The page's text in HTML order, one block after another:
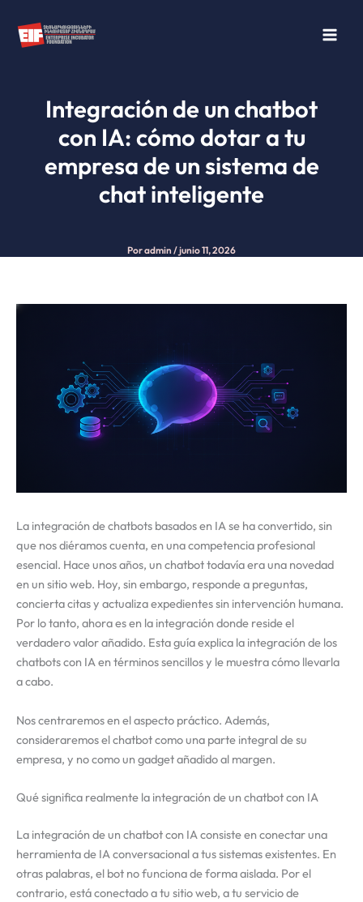
contenido
Integración de un chatbot
con IA: cómo dotar a tu
empresa de un sistema de
chat inteligente
Poradmin /junio 11, 2026
La integración de chatbots basados en IA se ha convertido, sin
que nos diéramos cuenta, en una competencia profesional
esencial. Hace unos años, un chatbot todavía era una novedad
en un sitio web. Hoy, sin embargo, responde a preguntas,
concierta citas y actualiza expedientes sin intervención humana.
Por lo tanto, ahora es en la integración donde reside el
verdadero valor añadido. Esta guía explica la integración de los
chatbots con IA en términos sencillos y le muestra cómo llevarla
a cabo.
Nos centraremos en el aspecto práctico. Además,
consideraremos el chatbot como una parte integral de su
empresa, y no como un gadget añadido al margen.
Qué significa realmente la integración de un chatbot con IA
La integración de un chatbot con IA consiste en conectar una
herramienta de IA conversacional a tus sistemas existentes. En
otras palabras, el bot no funciona de forma aislada. Por el
contrario, está conectado a tu sitio web, a tu servicio de